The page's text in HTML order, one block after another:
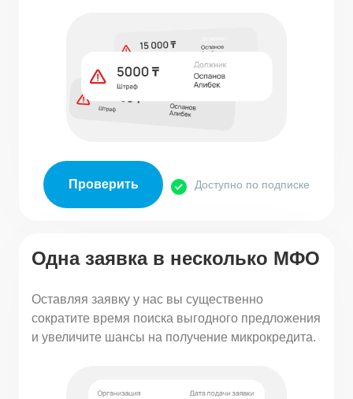
Проверить Доступно по подписке
Одна заявка в несколько МФО
Оставляя заявку у нас вы существенно
сократите время поиска выгодного предложения
и увеличите шансы на получение микрокредита.